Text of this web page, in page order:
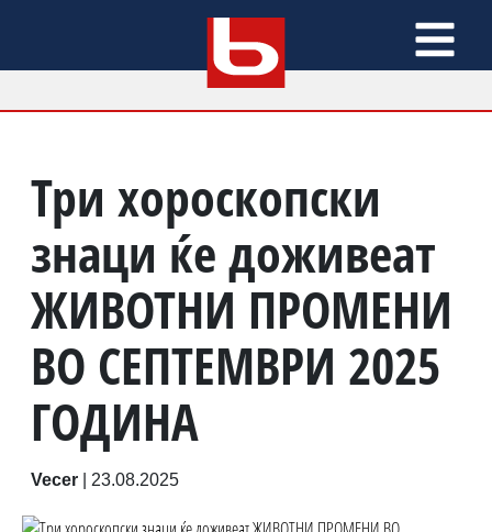
Три хороскопски
знаци ќе доживеат
ЖИВОТНИ ПРОМЕНИ
ВО СЕПТЕМВРИ 2025
ГОДИНА
Vecer 23.08.2025